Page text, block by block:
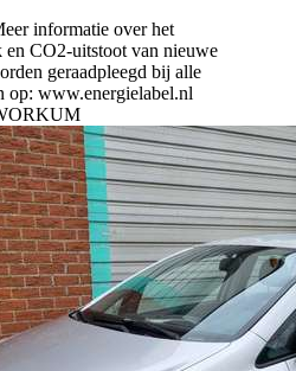
informatie over het
en CO2-uitstoot van nieuwe
geraadpleegd bij alle
op: www.energielabel.nl